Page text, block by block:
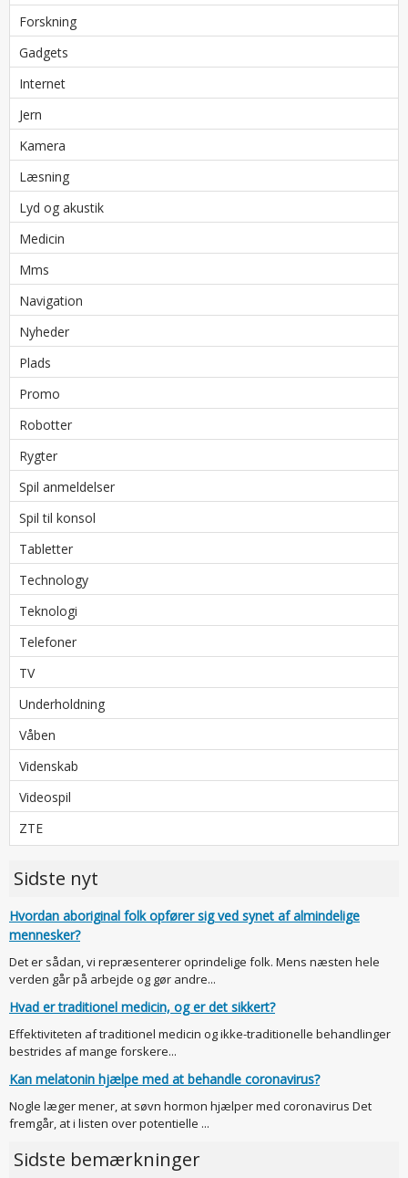
Forskning
Gadgets
Internet
Jern
Kamera
Læsning
Lyd og akustik
Medicin
Mms
Navigation
Nyheder
Plads
Promo
Robotter
Rygter
Spil anmeldelser
Spil til konsol
Tabletter
Technology
Teknologi
Telefoner
TV
Underholdning
Våben
Videnskab
Videospil
ZTE
Sidste nyt
Hvordan aboriginal folk opfører sig ved synet af almindelige
mennesker?
Det er sådan, vi repræsenterer oprindelige folk. Mens næsten hele
verden går på arbejde og gør andre...
Hvad er traditionel medicin, og er det sikkert?
Effektiviteten af traditionel medicin og ikke-traditionelle behandlinger
bestrides af mange forskere...
Kan melatonin hjælpe med at behandle coronavirus?
Nogle læger mener, at søvn hormon hjælper med coronavirus Det
fremgår, at i listen over potentielle ...
Sidste bemærkninger